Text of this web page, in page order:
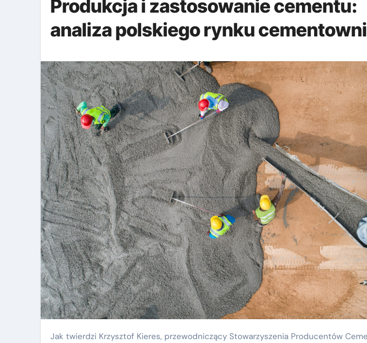
Produkcja i zastosowanie cementu:
analiza polskiego rynku cementowni
Jak twierdzi Krzysztof Kieres, przewodniczący Stowarzyszenia Producentów Cementu,